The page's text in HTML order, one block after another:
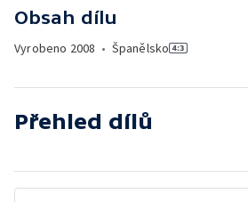
Obsah dílu
Vyrobeno 2008 • Španělsko
Přehled dílů